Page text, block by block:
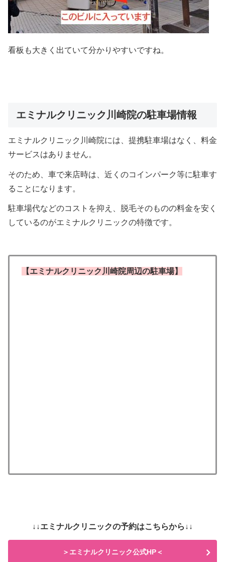
看板も大きく出ていて分かりやすいですね。
エミナルクリニック川崎院の駐車場情報
エミナルクリニック川崎院には、提携駐車場はなく、料金
サービスはありません。
そのため、車で来店時は、近くのコインパーク等に駐車す
ることになります。
駐車場代などのコストを抑え、脱毛そのものの料金を安く
しているのがエミナルクリニックの特徴です。
【エミナルクリニック川崎院周辺の駐車場】
↓↓エミナルクリニックの予約はこちらから↓↓
＞エミナルクリニック公式HP＜